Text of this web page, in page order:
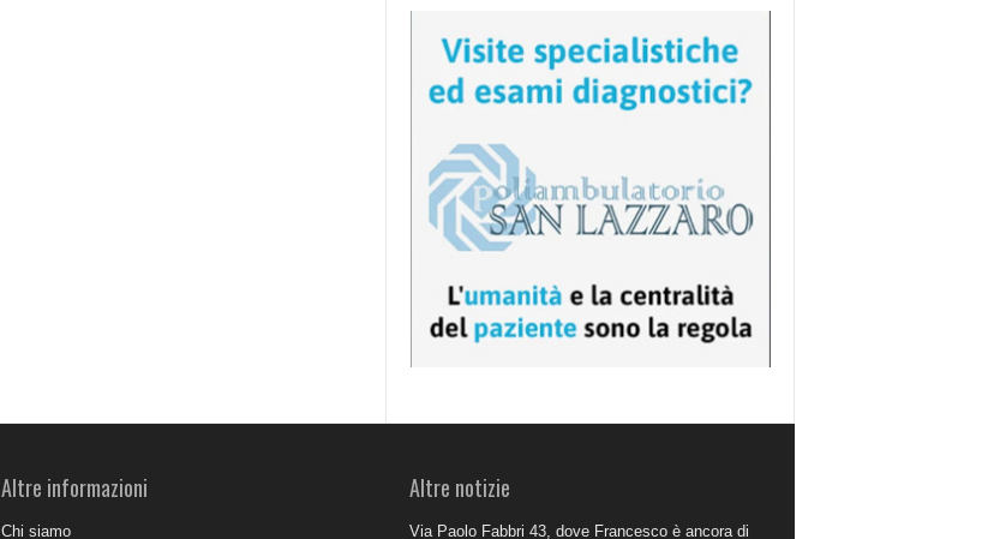
Altre informazioni
Chi siamo
Altre notizie
Via Paolo Fabbri 43, dove Francesco è ancora di